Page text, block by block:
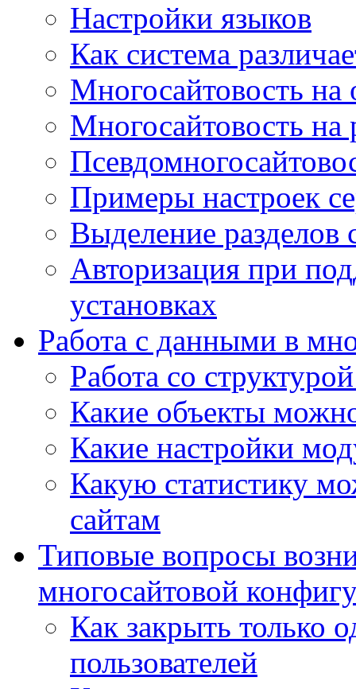
Настройки языков
Как система
Многосайтовость
Многосайтовость на
Примеры настроек
Выделение разделов
Авторизация при
установках
Работа с данными в
Работа со
Какие объекты
Какие настройки
Какую статистику
сайтам
Типовые вопросы
многосайтовой
Как закрыть только
пользователей